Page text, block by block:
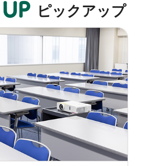
ピックアップ